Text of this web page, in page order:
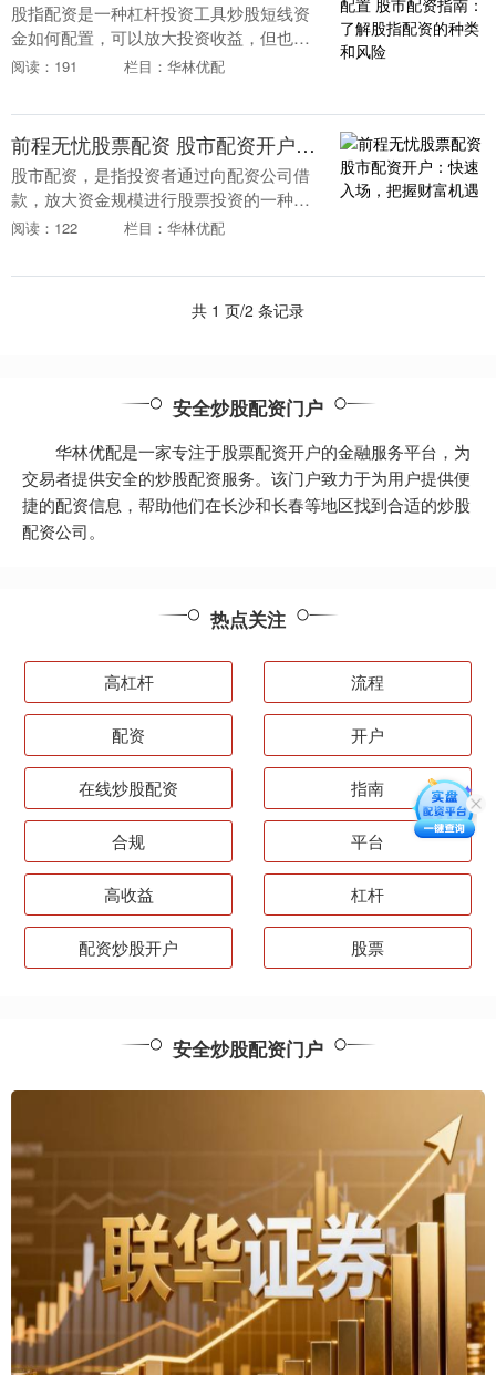
股指配资是一种杠杆投资工具炒股短线资
金如何配置，可以放大投资收益，但也伴
随更高的风险。了解不同类型的股指配资
资平台经过严格....
阅读：191 栏目：华林优配
前程无忧股票配资 股市配资开户：快速入场，把握财富机遇
股市配资，是指投资者通过向配资公司借
款，放大资金规模进行股票投资的一种方
式。配资开户是进入股市配资市场的第一
配资平台....
阅读：122 栏目：华林优配
共 1 页/2 条记录
安全炒股配资门户
华林优配是一家专注于股票配资开户的金融服务平台，为
交易者提供安全的炒股配资服务。该门户致力于为用户提供便
捷的配资信息，帮助他们在长沙和长春等地区找到合适的炒股
配资公司。
热点关注
高杠杆 流程
配资 开户
在线炒股配资 指南
合规 平台
高收益 杠杆
配资炒股开户 股票
安全炒股配资门户